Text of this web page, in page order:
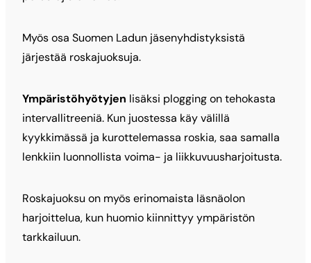
Myös osa Suomen Ladun jäsenyhdistyksistä
järjestää roskajuoksuja.
Ympäristöhyötyjen lisäksi plogging on tehokasta
intervallitreeniä. Kun juostessa käy välillä
kyykkimässä ja kurottelemassa roskia, saa samalla
lenkkiin luonnollista voima- ja liikkuvuusharjoitusta.
Roskajuoksu on myös erinomaista läsnäolon
harjoittelua, kun huomio kiinnittyy ympäristön
tarkkailuun.